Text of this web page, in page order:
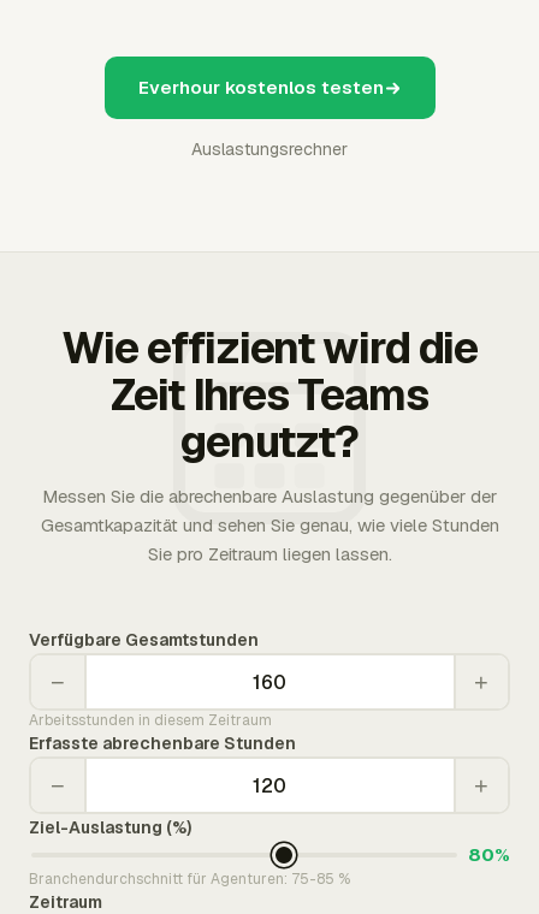
Everhour kostenlos testen
Auslastungsrechner
Wie effizient wird die
Zeit Ihres Teams
genutzt?
Messen Sie die abrechenbare Auslastung gegenüber der
Gesamtkapazität und sehen Sie genau, wie viele Stunden
Sie pro Zeitraum liegen lassen.
Verfügbare Gesamtstunden
− +
Arbeitsstunden in diesem Zeitraum
Erfasste abrechenbare Stunden
− +
Ziel-Auslastung (%)
80%
Branchendurchschnitt für Agenturen: 75-85 %
Zeitraum